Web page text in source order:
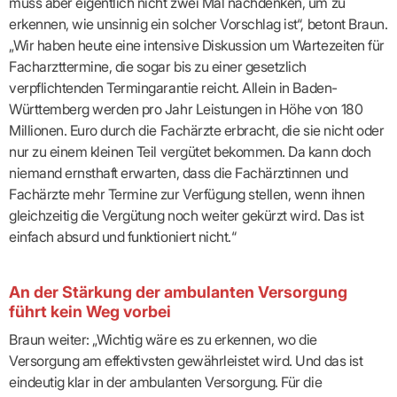
ICD-
10-
Diagnosen
Honorarverteilung
Abrechnungsprüfung
Abrechnungswidersprüche
VERORDNUNGEN
Verordnungen:
was,
wie,
wie
viel?
Arzneimittel
Impfungen
Sprechstundenbedarf
Verbandmittel
Sonstige
Verordnungen
Vertragsarztpflichten
Vertreter
Zulassungsausschuss
UNTERNEHMEN
PRAXIS
Betriebswirtschaft
&
Businessplan
Praxismanagement
Qualitätsmanagement
Datenschutz
&
IT &
Online-
Dienste
Arbeitsunfähigkeitsbescheinigung
(AU)
Terminservicestelle
(für
Hybrid-
DMP
Innovationsfonds
CONFIDENCE
PRIMA
Prä-/Poststationäre
Versorgung
VERTRÄGE
RECHT
Rechtsquellen
KOSA
–
zur
Selbsthilfe
Falk
Lingen
UNSERE
ORGANISATION
Standorte
(Bezirksdirektionen)
Bezirksbeiräte
Organigramm
Historie
Leitbild
Leitlinien
KV
SIS
BW
SICHERSTELLUNGS-
GMBH
erkennen, wie unsinnig ein solcher Vorschlag ist“, betont Braun.
„Wir haben heute eine intensive Diskussion um Warte­zeiten für
Facharzttermine, die sogar bis zu einer gesetzlich
verpflichtenden Termingarantie reicht. Allein in Baden-
Württemberg werden pro Jahr Leistungen in Höhe von 180
Millionen. Euro durch die Fachärzte erbracht, die sie nicht oder
nur zu einem kleinen Teil vergütet bekommen. Da kann doch
niemand ernsthaft erwarten, dass die Fachärztinnen und
Fachärzte mehr Termine zur Verfügung stellen, wenn ihnen
gleichzeitig die Vergütung noch weiter gekürzt wird. Das ist
einfach absurd und funktioniert nicht.“
An der Stärkung der ambulanten Versorgung
führt kein Weg vorbei
Braun weiter: „Wichtig wäre es zu erkennen, wo die
Versorgung am effektivsten gewährleistet wird. Und das ist
eindeutig klar in der ambulanten Versorgung. Für die